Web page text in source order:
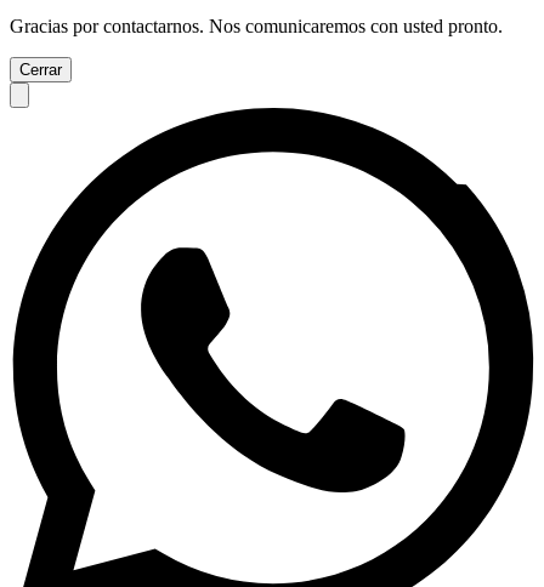
Gracias por contactarnos. Nos comunicaremos con usted pronto.
Cerrar